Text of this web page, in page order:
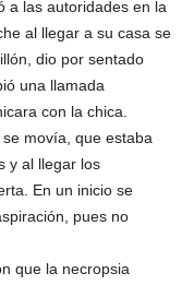
a las autoridades en la
al llegar a su casa se
dio por sentado
una llamada
con la chica.
movía, que estaba
y al llegar los
En un inicio se
pues no
que la necropsia